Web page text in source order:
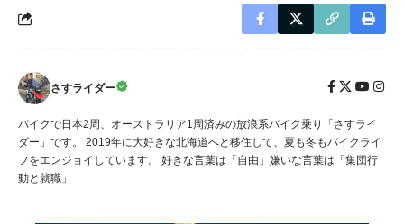
さすライダー
バイクで日本2周、オーストラリア1周済みの放浪系バイク乗り「さすライ
ダー」です。 2019年に大好きな北海道へと移住して、夏も冬もバイクライ
フをエンジョイしています。 好きな言葉は「自由」嫌いな言葉は「集団行
動と就職」